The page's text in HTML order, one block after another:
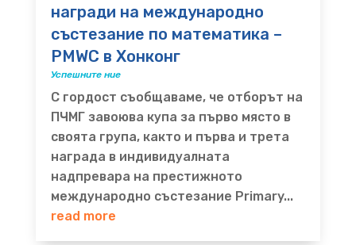
награди на международно
състезание по математика –
PMWC в Хонконг
Успешните ние
С гордост съобщаваме, че отборът на
ПЧМГ завоюва купа за първо място в
своята група, както и първа и трета
награда в индивидуалната
надпревара на престижното
международно състезание Primary...
read more